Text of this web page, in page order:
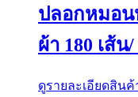
ปลอกหมอน
ผ้า 180 เส้น
ดูรายละเอียดสินค้